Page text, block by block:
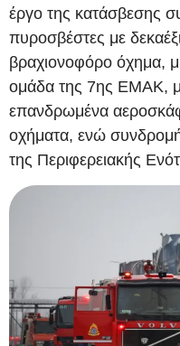
έργο της κατάσβεσης
πυροσβέστες με
βραχιονοφόρο όχημα,
ομάδα της 7ης ΕΜΑΚ,
επανδρωμένα
οχήματα, ενώ
της Περιφερειακής